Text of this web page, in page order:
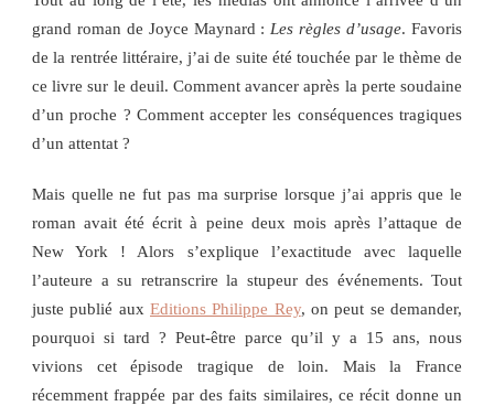
grand roman de Joyce Maynard :Les règles d’usage. Favoris
de la rentrée littéraire, j’ai de suite été touchée par le thème de
ce livre sur le deuil. Comment avancer après la perte soudaine
d’un proche ? Comment accepter les conséquences tragiques
d’un attentat ?
Mais quelle ne fut pas ma surprise lorsque j’ai appris que le
roman avait été écrit à peine deux mois après l’attaque de
New York ! Alors s’explique l’exactitude avec laquelle
l’auteure a su retranscrire la stupeur des événements. Tout
juste publié aux Editions Philippe Rey, on peut se demander,
pourquoi si tard ? Peut-être parce qu’il y a 15 ans, nous
vivions cet épisode tragique de loin. Mais la France
récemment frappée par des faits similaires, ce récit donne un